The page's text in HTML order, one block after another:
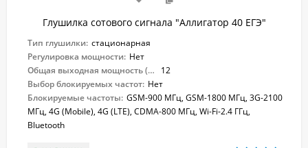
Глушилка сотового сигнала "Аллигатор 40 ЕГЭ"
Тип глушилки: стационарная
Регулировка мощности: Нет
Общая выходная мощность (Вт):
12
Выбор блокируемых частот: Нет
Блокируемые частоты: GSM-900 МГц, GSM-1800 МГц, 3G-2100
МГц, 4G (Mobile), 4G (LTE), CDMA-800 МГц, Wi-Fi-2.4 ГГц,
Bluetooth